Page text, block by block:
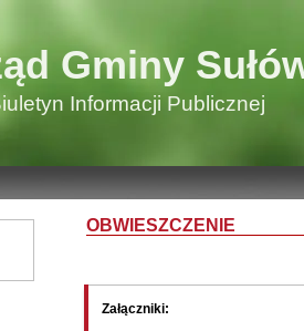
Gminy
Informacji Publicznej
OBWIESZCZENIE
Załączniki: